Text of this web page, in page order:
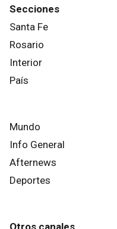
Secciones
Santa Fe
Rosario
Interior
País
Mundo
Info General
Afternews
Deportes
Otros canales